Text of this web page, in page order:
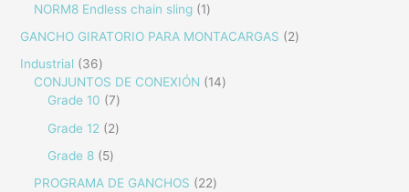
NORM8 Endless chain sling
1
GANCHO GIRATORIO PARA MONTACARGAS
2
Industrial
36
CONJUNTOS DE CONEXIÓN
14
Grade 10
7
Grade 12
2
Grade 8
5
PROGRAMA DE GANCHOS
22